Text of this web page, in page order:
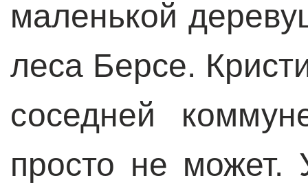
маленькой
леса Берсе.
соседней
просто не может.